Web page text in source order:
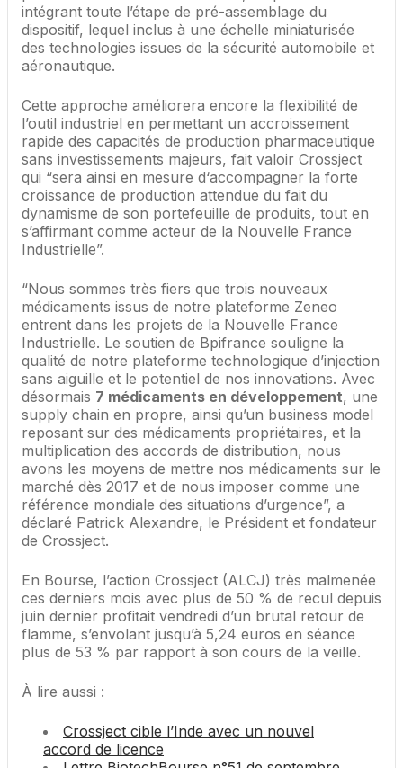
intégrant toute l’étape de pré-assemblage du
dispositif, lequel inclus à une échelle miniaturisée
des technologies issues de la sécurité automobile et
aéronautique.
Cette approche améliorera encore la flexibilité de
l’outil industriel en permettant un accroissement
rapide des capacités de production pharmaceutique
sans investissements majeurs, fait valoir Crossject
qui “sera ainsi en mesure d‘accompagner la forte
croissance de production attendue du fait du
dynamisme de son portefeuille de produits, tout en
s’affirmant comme acteur de la Nouvelle France
Industrielle”.
“Nous sommes très fiers que trois nouveaux
médicaments issus de notre plateforme Zeneo
entrent dans les projets de la Nouvelle France
Industrielle. Le soutien de Bpifrance souligne la
qualité de notre plateforme technologique d’injection
sans aiguille et le potentiel de nos innovations. Avec
désormais 7 médicaments en développement, une
supply chain en propre, ainsi qu’un business model
reposant sur des médicaments propriétaires, et la
multiplication des accords de distribution, nous
avons les moyens de mettre nos médicaments sur le
marché dès 2017 et de nous imposer comme une
référence mondiale des situations d’urgence”, a
déclaré Patrick Alexandre, le Président et fondateur
de Crossject.
En Bourse, l’action Crossject (ALCJ) très malmenée
ces derniers mois avec plus de 50 % de recul depuis
juin dernier profitait vendredi d’un brutal retour de
flamme, s’envolant jusqu’à 5,24 euros en séance
plus de 53 % par rapport à son cours de la veille.
À lire aussi :
Crossject cible l’Inde avec un nouvel
accord de licence